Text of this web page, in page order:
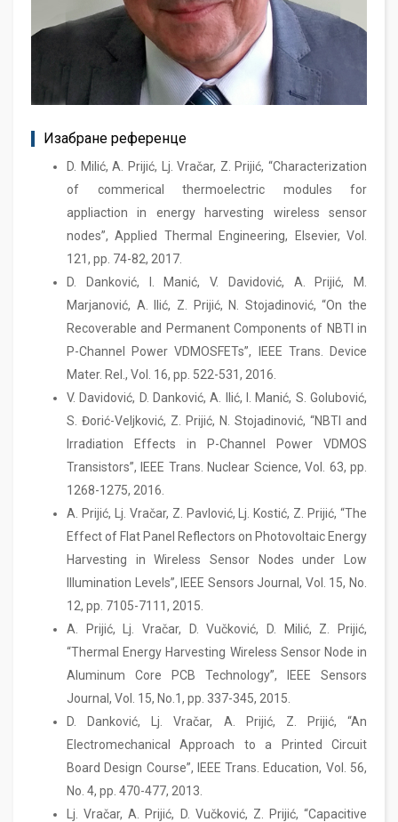
Изабране референце
D. Milić, A. Prijić, Lj. Vračar, Z. Prijić, “Characterization
of commerical thermoelectric modules for
appliaction in energy harvesting wireless sensor
nodes”, Applied Thermal Engineering, Elsevier, Vol.
121, pp. 74-82, 2017.
D. Danković, I. Manić, V. Davidović, A. Prijić, M.
Marjanović, A. Ilić, Z. Prijić, N. Stojadinović, “On the
Recoverable and Permanent Components of NBTI in
P-Channel Power VDMOSFETs”, IEEE Trans. Device
Mater. Rel., Vol. 16, pp. 522-531, 2016.
V. Davidović, D. Danković, A. Ilić, I. Manić, S. Golubović,
S. Đorić-Veljković, Z. Prijić, N. Stojadinović, “NBTI and
Irradiation Effects in P-Channel Power VDMOS
Transistors”, IEEE Trans. Nuclear Science, Vol. 63, pp.
1268-1275, 2016.
A. Prijić, Lj. Vračar, Z. Pavlović, Lj. Kostić, Z. Prijić, “The
Effect of Flat Panel Reflectors on Photovoltaic Energy
Harvesting in Wireless Sensor Nodes under Low
Illumination Levels”, IEEE Sensors Journal, Vol. 15, No.
12, pp. 7105-7111, 2015.
A. Prijić, Lj. Vračar, D. Vučković, D. Milić, Z. Prijić,
“Thermal Energy Harvesting Wireless Sensor Node in
Aluminum Core PCB Technology”, IEEE Sensors
Journal, Vol. 15, No.1, pp. 337-345, 2015.
D. Danković, Lj. Vračar, A. Prijić, Z. Prijić, “An
Electromechanical Approach to a Printed Circuit
Board Design Course”, IEEE Trans. Education, Vol. 56,
No. 4, pp. 470-477, 2013.
Lj. Vračar, A. Prijić, D. Vučković, Z. Prijić, “Capacitive